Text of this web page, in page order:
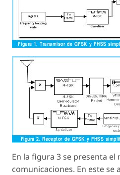
En la figura 3 se presenta el
comunicaciones. En este